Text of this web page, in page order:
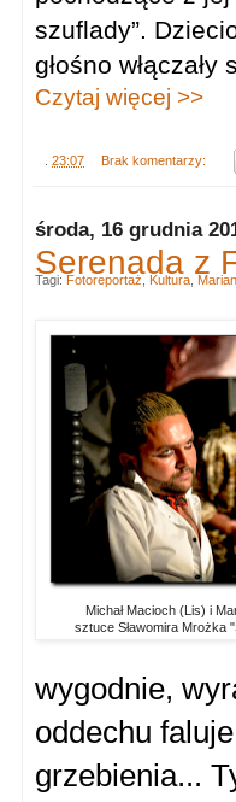
szuflady”.
głośno włączały
Czytaj więcej >>
23:07 Brak komentarzy:
środa, 16 grudnia
Serenada z
Michał Macioch (Lis) i
sztuce Sławomira Mrożka
wygodnie,
oddechu
grzebienia...
Tagi: Fotoreportaż Kultura